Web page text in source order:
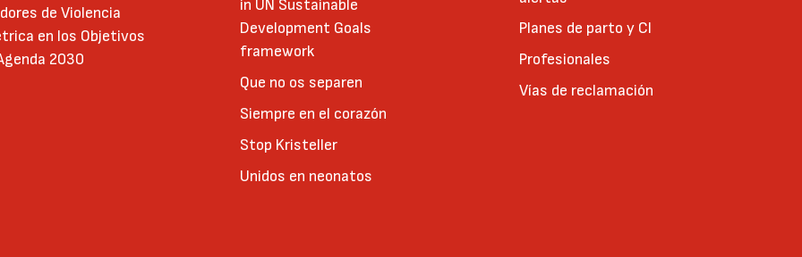
de Violencia
en los Objetivos
2030
in UN Sustainable
Development Goals
framework
Que no os separen
Siempre en el corazón
Stop Kristeller
Unidos en neonatos
Planes de parto y CI
Profesionales
Vías de reclamación